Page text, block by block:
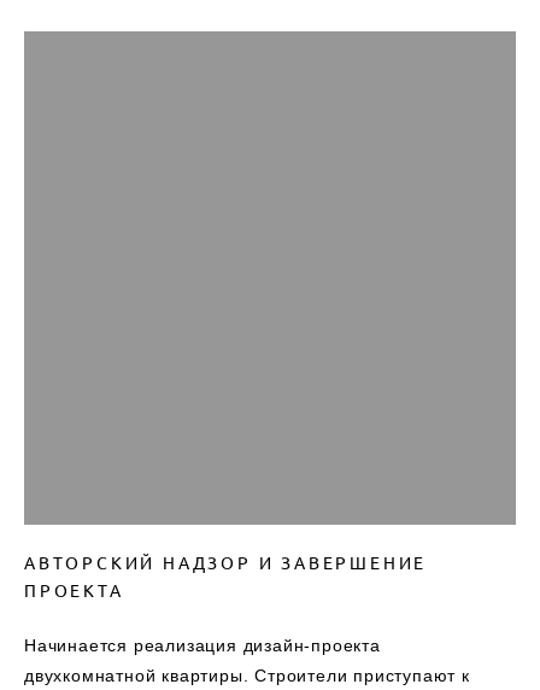
АВТОРСКИЙ НАДЗОР И ЗАВЕРШЕНИЕ
ПРОЕКТА
Начинается реализация дизайн-проекта
двухкомнатной квартиры. Строители приступают к